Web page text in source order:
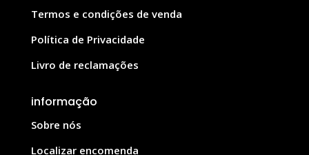
Termos e condições de venda
Política de Privacidade
Livro de reclamações
informação
Sobre nós
Localizar encomenda